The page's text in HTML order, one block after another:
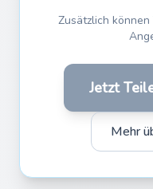
Zusätzlich
Jetzt
Mehr